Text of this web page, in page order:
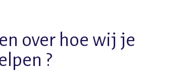
over hoe wij je
?